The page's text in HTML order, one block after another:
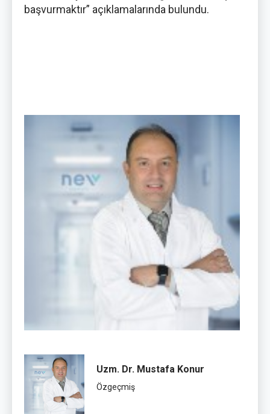
başvurmaktır” açıklamalarında bulundu.
Uzm. Dr. Mustafa Konur
Özgeçmiş